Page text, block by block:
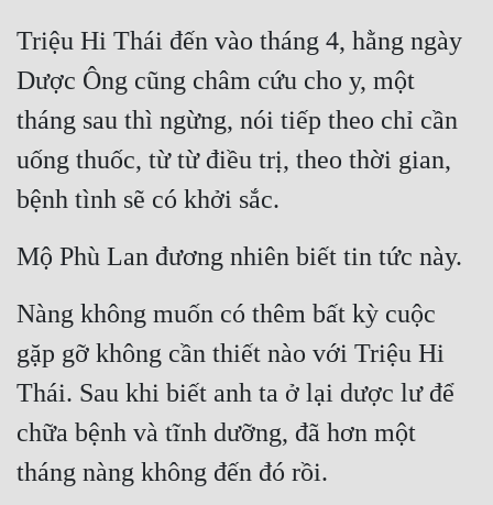
Triệu Hi Thái đến vào tháng 4, hằng ngày
Dược Ông cũng châm cứu cho y, một
tháng sau thì ngừng, nói tiếp theo chỉ cần
uống thuốc, từ từ điều trị, theo thời gian,
bệnh tình sẽ có khởi sắc.
Mộ Phù Lan đương nhiên biết tin tức này.
Nàng không muốn có thêm bất kỳ cuộc
gặp gỡ không cần thiết nào với Triệu Hi
Thái. Sau khi biết anh ta ở lại dược lư để
chữa bệnh và tĩnh dưỡng, đã hơn một
tháng nàng không đến đó rồi.